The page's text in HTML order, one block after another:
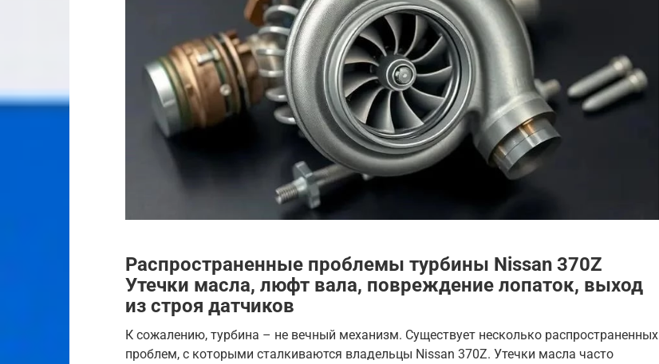
Распространенные проблемы турбины Nissan 370Z
Утечки масла, люфт вала, повреждение лопаток, выход
из строя датчиков
К сожалению, турбина – не вечный механизм. Существует несколько распространенных
проблем, с которыми сталкиваются владельцы Nissan 370Z. Утечки масла часто